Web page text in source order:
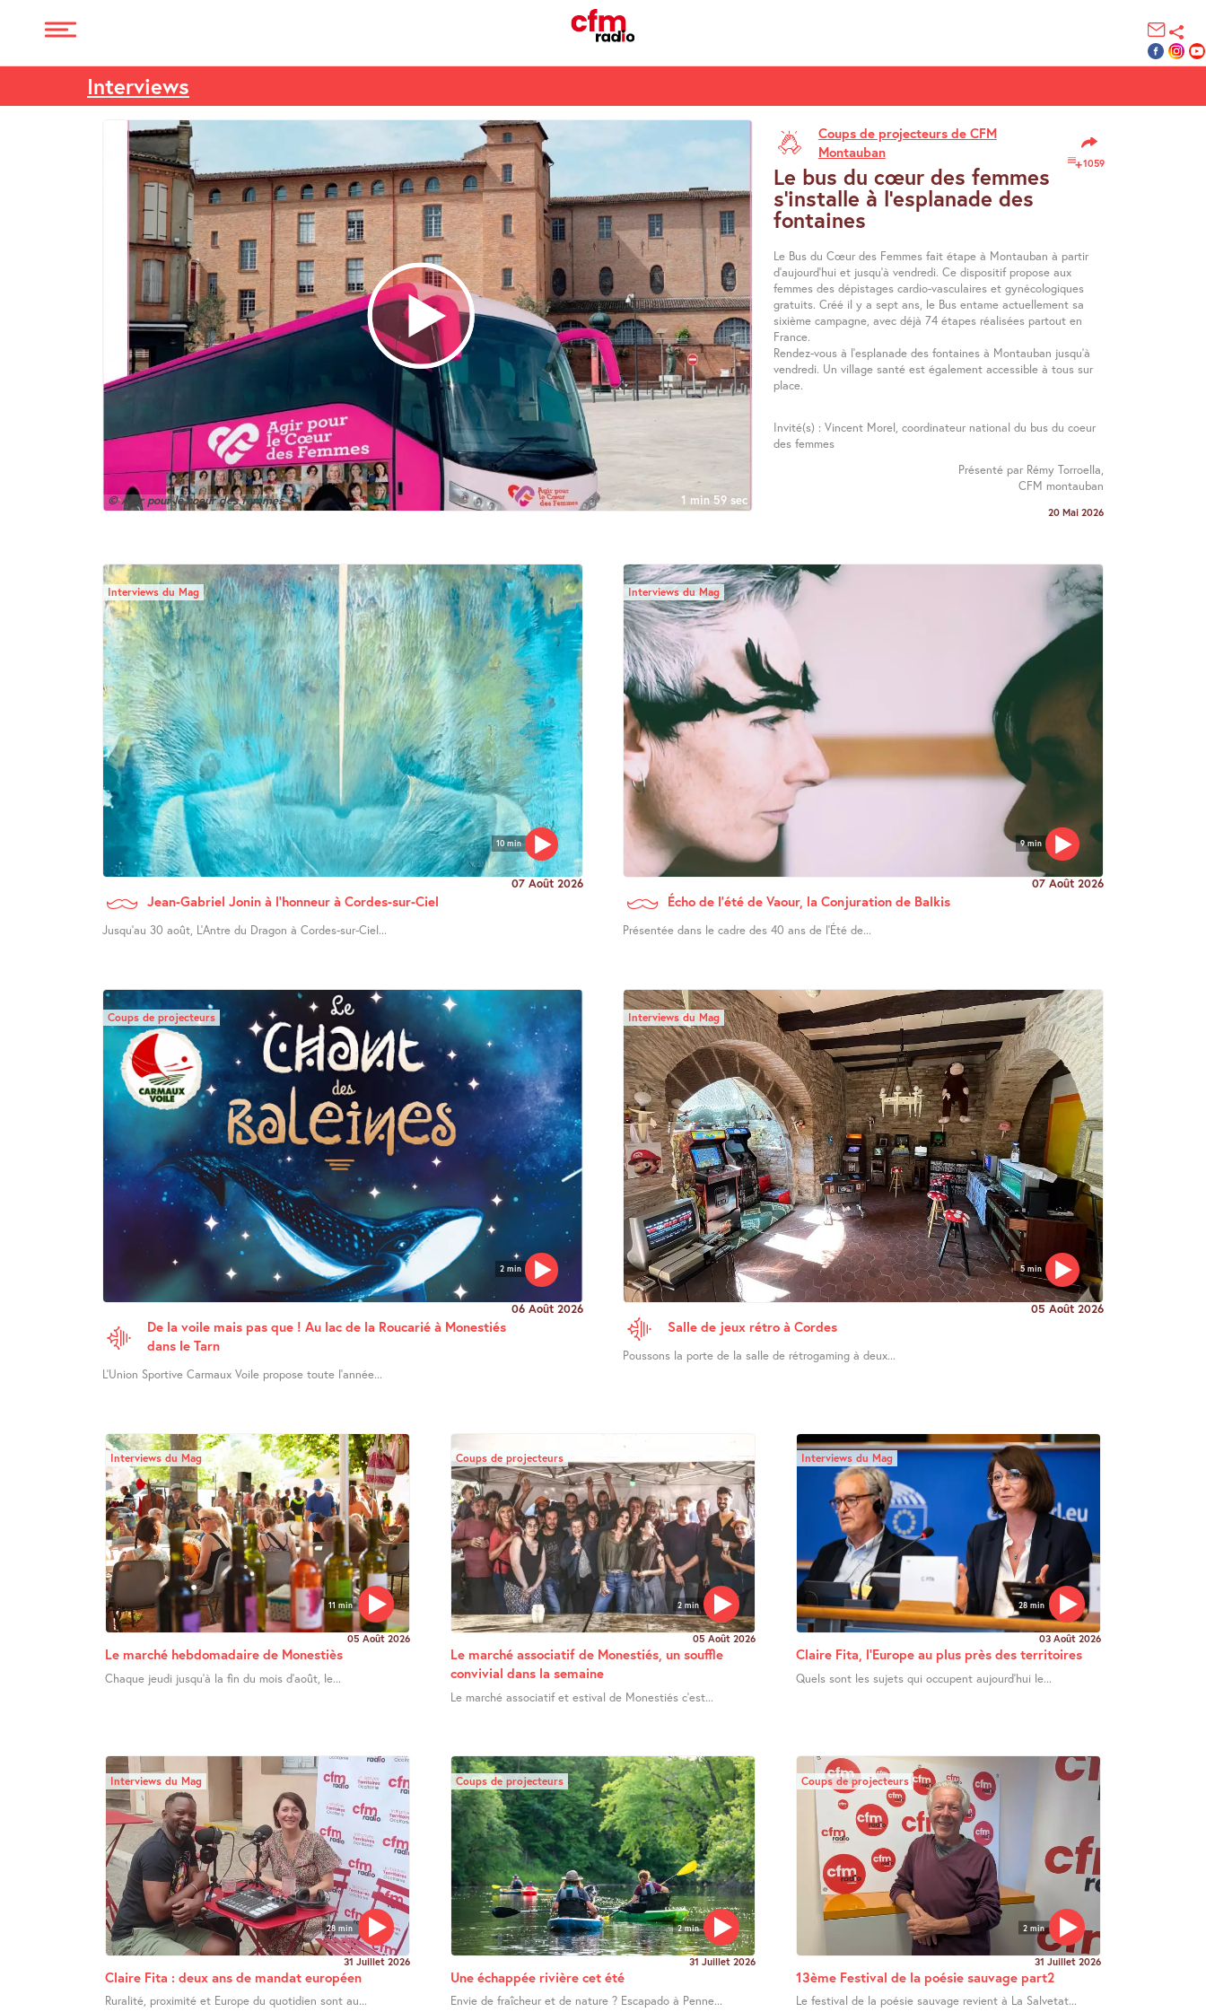
Interviews
© Agir pour le coeur des femmes 1 min 59 sec
Coups de projecteurs de CFM
Montauban
1059
Le bus du cœur des femmes
s’installe à l’esplanade des
fontaines
Le Bus du Cœur des Femmes fait étape à Montauban à partir
d’aujourd’hui et jusqu’à vendredi. Ce dispositif propose aux
femmes des dépistages cardio-vasculaires et gynécologiques
gratuits. Créé il y a sept ans, le Bus entame actuellement sa
sixième campagne, avec déjà 74 étapes réalisées partout en
France.
Rendez-vous à l’esplanade des fontaines à Montauban jusqu’à
vendredi. Un village santé est également accessible à tous sur
place.
Invité(s) : Vincent Morel, coordinateur national du bus du coeur
des femmes
Présenté par Rémy Torroella,
CFM montauban
20 Mai 2026
10 min
Interviews du Mag
07 Août 2026
Jean-Gabriel Jonin à l’honneur à Cordes-sur-Ciel
Jusqu’au 30 août, L’Antre du Dragon à Cordes-sur-Ciel...
9 min
Interviews du Mag
07 Août 2026
Écho de l’été de Vaour, la Conjuration de Balkis
Présentée dans le cadre des 40 ans de l’Été de...
2 min
Coups de projecteurs
06 Août 2026
De la voile mais pas que ! Au lac de la Roucarié à Monestiés
dans le Tarn
L’Union Sportive Carmaux Voile propose toute l’année...
5 min
Interviews du Mag
05 Août 2026
Salle de jeux rétro à Cordes
Poussons la porte de la salle de rétrogaming à deux...
11 min
Interviews du Mag
05 Août 2026
Le marché hebdomadaire de Monestiès
Chaque jeudi jusqu’à la fin du mois d’août, le...
2 min
Coups de projecteurs
05 Août 2026
Le marché associatif de Monestiés, un souffle
convivial dans la semaine
Le marché associatif et estival de Monestiés c’est...
28 min
Interviews du Mag
03 Août 2026
Claire Fita, l’Europe au plus près des territoires
Quels sont les sujets qui occupent aujourd’hui le...
28 min
Interviews du Mag
31 Juillet 2026
Claire Fita : deux ans de mandat européen
Ruralité, proximité et Europe du quotidien sont au...
2 min
Coups de projecteurs
31 Juillet 2026
Une échappée rivière cet été
Envie de fraîcheur et de nature ? Escapado à Penne...
2 min
Coups de projecteurs
31 Juillet 2026
13ème Festival de la poésie sauvage part2
Le festival de la poésie sauvage revient à La Salvetat...